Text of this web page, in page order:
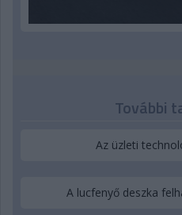
További
Az üzleti
A lucfenyő deszka